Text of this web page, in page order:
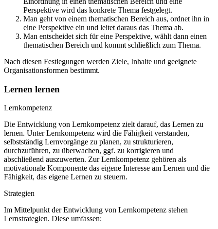
Perspektive wird das konkrete Thema festgelegt.
Man geht von einem thematischen Bereich aus, ordnet ihn in
eine Perspektive ein und leitet daraus das Thema ab.
Man entscheidet sich für eine Perspektive, wählt dann einen
thematischen Bereich und kommt schließlich zum Thema.
Nach diesen Festlegungen werden Ziele, Inhalte und geeignete
Organisationsformen bestimmt.
Lernen lernen
Lernkompetenz
Die Entwicklung von Lernkompetenz zielt darauf, das Lernen zu
lernen. Unter Lernkompetenz wird die Fähigkeit verstanden,
selbstständig Lernvorgänge zu planen, zu strukturieren,
durchzuführen, zu überwachen, ggf. zu korrigieren und
abschließend auszuwerten. Zur Lernkompetenz gehören als
motivationale Komponente das eigene Interesse am Lernen und die
Fähigkeit, das eigene Lernen zu steuern.
Strategien
Im Mittelpunkt der Entwicklung von Lernkompetenz stehen
Lernstrategien. Diese umfassen: